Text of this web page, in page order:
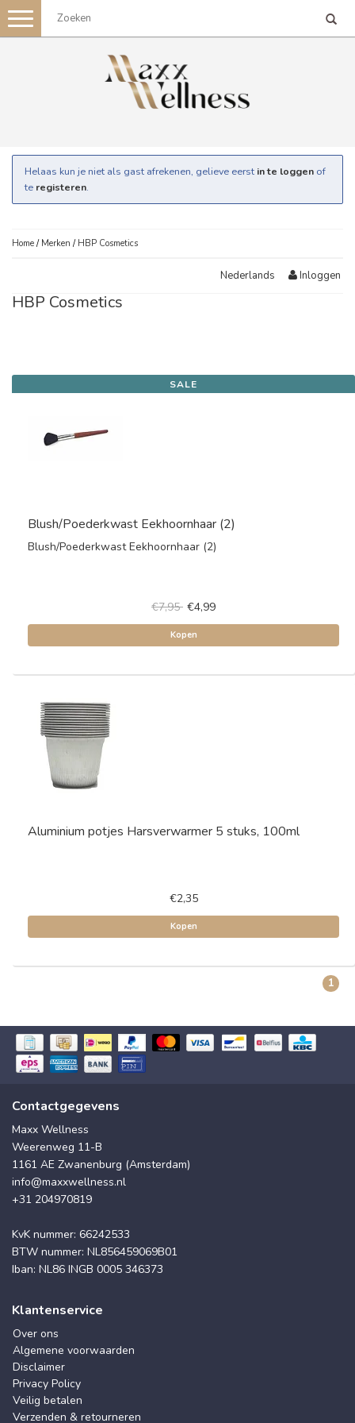
Toggle
navigation
Helaas kun je niet als gast afrekenen, gelieve eerst in te loggen of
te registeren.
Home / Merken / HBP Cosmetics
Nederlands Inloggen
HBP Cosmetics
SALE
Blush/Poederkwast Eekhoornhaar (2)
Blush/Poederkwast Eekhoornhaar (2)
€7,95 €4,99
Kopen
Aluminium potjes Harsverwarmer 5 stuks, 100ml
€2,35
Kopen
1
Contactgegevens
Maxx Wellness
Weerenweg 11-B
1161 AE Zwanenburg (Amsterdam)
info@maxxwellness.nl
+31 204970819
KvK nummer: 66242533
BTW nummer: NL856459069B01
Iban: NL86 INGB 0005 346373
Klantenservice
Over ons
Algemene voorwaarden
Disclaimer
Privacy Policy
Veilig betalen
Verzenden & retourneren